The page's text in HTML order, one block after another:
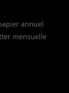
annuel
mensuelle